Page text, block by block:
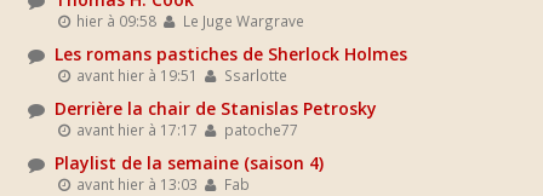
hier à 09:58 Le Juge Wargrave
Les romans pastiches de Sherlock Holmes
avant hier à 19:51 Ssarlotte
Derrière la chair de Stanislas Petrosky
avant hier à 17:17 patoche77
Playlist de la semaine (saison 4)
avant hier à 13:03 Fab